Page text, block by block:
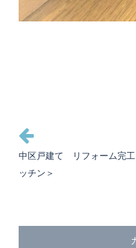
投
稿
過
去
の
中区戸建て リフォーム完工
ッチン＞